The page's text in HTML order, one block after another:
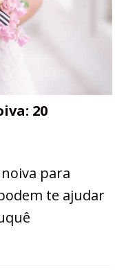
20
para
te ajudar